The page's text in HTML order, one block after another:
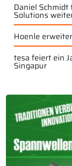
Daniel Schmidt
Solutions
Hoenle
tesa feiert ein
Singapur